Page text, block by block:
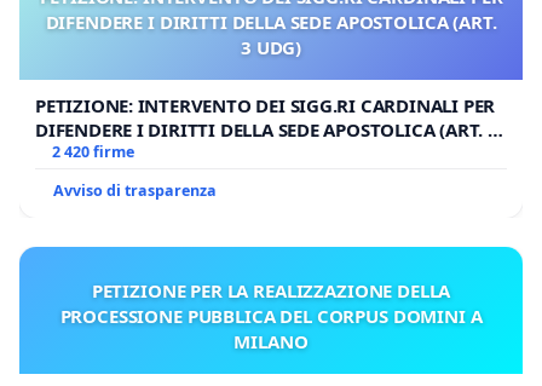
DIFENDERE I DIRITTI DELLA SEDE APOSTOLICA (ART.
3 UDG)
PETIZIONE: INTERVENTO DEI SIGG.RI CARDINALI PER
DIFENDERE I DIRITTI DELLA SEDE APOSTOLICA (ART. 3
UDG)
2 420 firme
Avviso di trasparenza
PETIZIONE PER LA REALIZZAZIONE DELLA
PROCESSIONE PUBBLICA DEL CORPUS DOMINI A
MILANO